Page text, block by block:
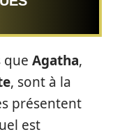
que Agatha,
, sont à la
présentent
est